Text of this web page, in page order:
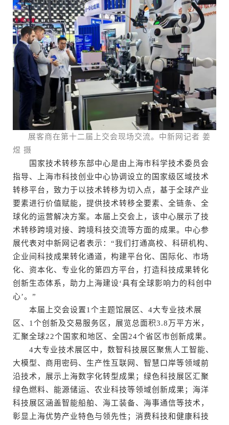
展客商在第十二届上交会现场交流。中新网记者 姜
煜 摄
国家技术转移东部中心是由上海市科学技术委员会
指导、上海市科技创业中心协调设立的国家级区域技术
转移平台，致力于以技术转移为切入点，基于全球产业
要素进行价值赋能，提供技术转移全要素、全链条、全
球化的运营解决方案。本届上交会上，该中心展示了技
术转移跨境对接、跨境科技交流等方面的成果。中心参
展代表对中新网记者表示：“我们打通高校、科研机构、
企业间科技成果转化通道，构建平台化、国际化、市场
化、资本化、专业化的第四方平台，打造科技成果转化
创新生态体系，助力上海建设‘具有全球影响力的科创中
心’。”
本届上交会设置1个主题馆展区、4大专业技术展
区、1个创新及交易服务区，展览总面积3.8万平方米，
汇聚全球22个国家和地区、全国24个省区市创新成果。
4大专业技术展区中，数智科技展区聚焦人工智能、
大模型、商用密码、生产性互联网、智慧口岸等领域前
沿技术，展示上海数字化转型成果；绿色科技展区汇聚
绿色燃料、能源储运、农业科技等领域创新成果；海洋
科技展区涵盖智能船舶、海工装备、海事通信等技术，
彰显上海优势产业特色与领先性；消费科技和健康科技